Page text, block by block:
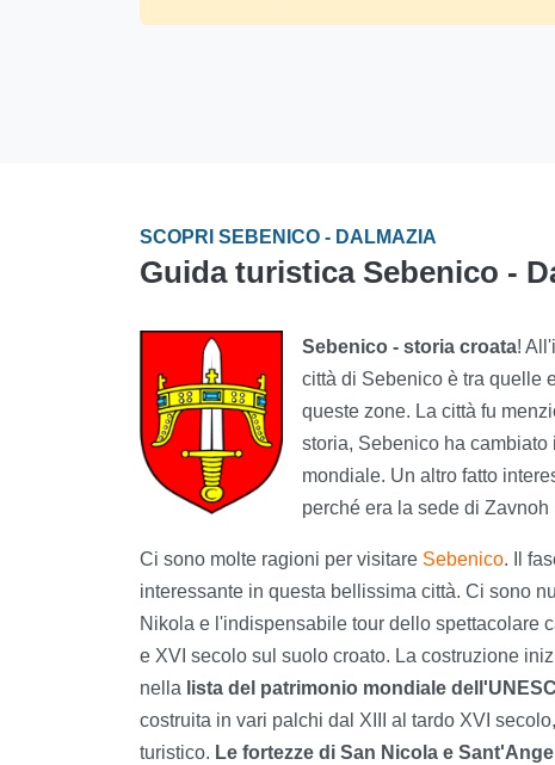
SCOPRI SEBENICO - DALMAZIA
Guida turistica Sebenico -
Sebenico - storia croata!
città di Sebenico è tra quelle
queste zone. La città fu
storia, Sebenico ha
mondiale. Un altro fatto
perché era la sede di Zavnoh
Ci sono molte ragioni per visitare Sebenico. Il
interessante in questa bellissima città. Ci sono
Nikola e l'indispensabile tour dello spettacolare
e XVI secolo sul suolo croato. La costruzione
nella lista del patrimonio mondiale
costruita in vari palchi dal XIII al tardo XVI
turistico. Le fortezze di San Nicola e